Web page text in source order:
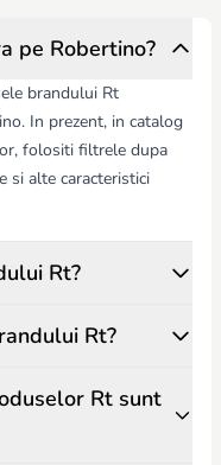
pe Robertino?
brandului Rt
In prezent, in catalog
folositi filtrele dupa
si alte caracteristici
Rt?
Rt?
Rt sunt